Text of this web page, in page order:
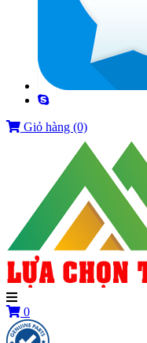
Giỏ hàng (0)
0